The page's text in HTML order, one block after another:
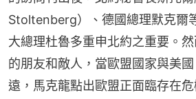
Stoltenberg）、德國總理默克爾
大總理杜魯多重申北約之重要。
的朋友和敵人，當歐盟國家與美
遠，馬克龍點出歐盟正面臨存在